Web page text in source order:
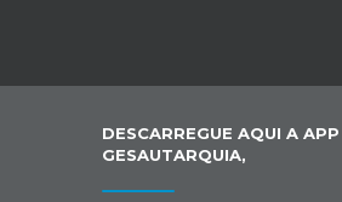
DESCARREGUE AQUI A APP
GESAUTARQUIA,